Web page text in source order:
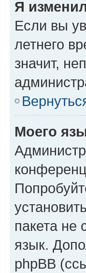
Я
Если вы
летнего
значит,
Моего
пакета не
язык.
phpBB